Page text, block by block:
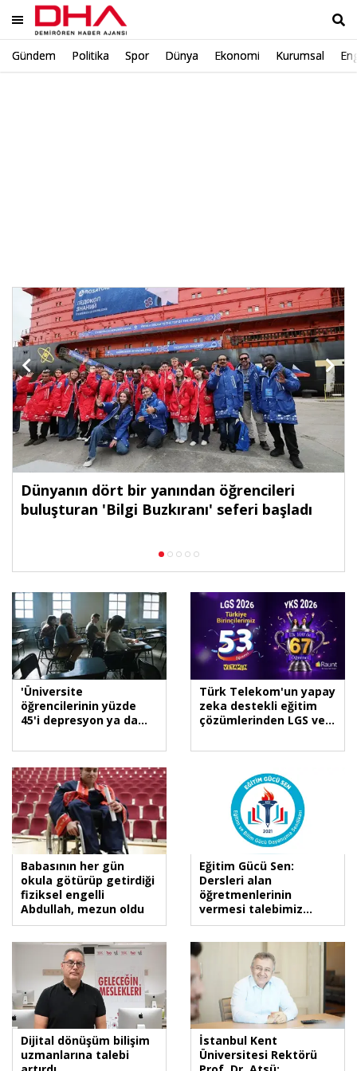
Gündem Politika Spor Dünya Ekonomi Kurumsal
Dünyanın dört bir yanından öğrencileri
buluşturan 'Bilgi Buzkıranı' seferi başladı
'Üniversite
öğrencilerinin yüzde
45'i depresyon ya da
gösteriyor'
Türk Telekom'un yapay
zeka destekli eğitim
çözümlerinden LGS ve
Babasının her gün
okula götürüp getirdiği
fiziksel engelli
Abdullah, mezun oldu
Eğitim Gücü Sen:
Dersleri alan
öğretmenlerinin
vermesi talebimiz
karşılık buldu
Dijital dönüşüm bilişim
uzmanlarına talebi
İstanbul Kent
Üniversitesi Rektörü